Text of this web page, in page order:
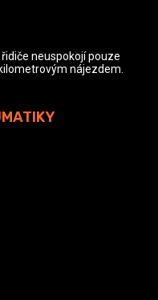
neuspokojí pouze
nájezdem.